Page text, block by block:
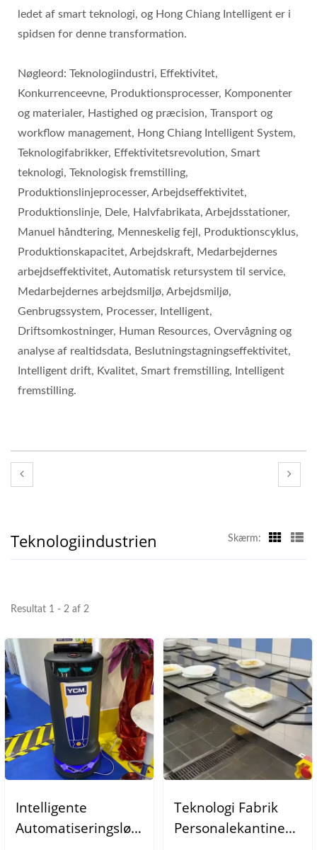
ledet af smart teknologi, og Hong Chiang Intelligent er i
spidsen for denne transformation.
Nøgleord: Teknologiindustri, Effektivitet,
Konkurrenceevne, Produktionsprocesser, Komponenter
og materialer, Hastighed og præcision, Transport og
workflow management, Hong Chiang Intelligent System,
Teknologifabrikker, Effektivitetsrevolution, Smart
teknologi, Teknologisk fremstilling,
Produktionslinjeprocesser, Arbejdseffektivitet,
Produktionslinje, Dele, Halvfabrikata, Arbejdsstationer,
Manuel håndtering, Menneskelig fejl, Produktionscyklus,
Produktionskapacitet, Arbejdskraft, Medarbejdernes
arbejdseffektivitet, Automatisk retursystem til service,
Medarbejdernes arbejdsmiljø, Arbejdsmiljø,
Genbrugssystem, Processer, Intelligent,
Driftsomkostninger, Human Resources, Overvågning og
analyse af realtidsdata, Beslutningstagningseffektivitet,
Intelligent drift, Kvalitet, Smart fremstilling, Intelligent
fremstilling.
Teknologiindustrien Skærm:
Resultat 1 - 2 af 2
Intelligente
Automatiseringsløs
Teknologi Fabrik
Personalekantine